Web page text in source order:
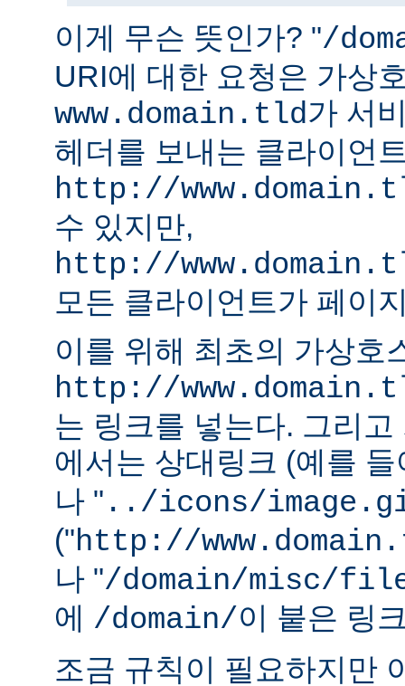
이게 무슨 뜻인가? "/
URI에 대한 요청은 가상
www.domain.tld가 서
헤더를 보내는 클라이언
http://
수 있지만,
http://
모든 클라이언트가 페이
이를 위해 최초의 가상호
http://
는 링크를 넣는다. 그리
에서는 상대링크 (예를 들
나 " ../icons/
("http://
나 "/domain/misc/
에 /domain/이 붙은 링
조금 규칙이 필요하지만